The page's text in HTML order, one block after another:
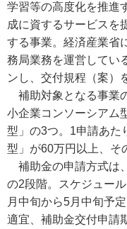
学習等の高度化を推進
成に資するサービスを
する事業。経済産業省
務局業務を運営してい
ンし、交付規程（案）
補助対象となる事業
小企業コンソーシアム
型」の3つ。1申請あた
型」が60万円以上、そ
補助金の申請方式は
の2段階。スケジュー
月中旬から5月中旬予
適宜、補助金交付申請